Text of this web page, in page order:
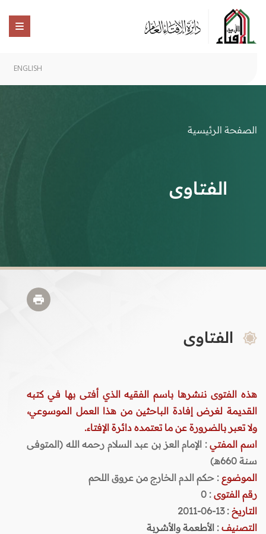
ENGLISH
الصفحة الرئيسية
الفتاوى
الفتاوى
هذه الفتوى ننشرها باسم الفقيه الذي أفتى بها في كتبه
القديمة لغرض إفادة الباحثين من هذا العمل الموسوعي،
ولا تعبر بالضرورة عن ما تعتمده دائرة الإفتاء.
اسم المفتي: الإمام العز بن عبد السلام رحمه الله (المتوفى
سنة 660هـ)
الموضوع : حكم الدم الخارج من عروق اللحم
رقم الفتوى :
0
التاريخ : 13-06-2011
التصنيف : الأطعمة والأشربة